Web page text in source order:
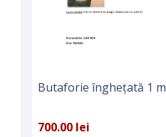
Butaforie înghețată 1 m
700.00 lei